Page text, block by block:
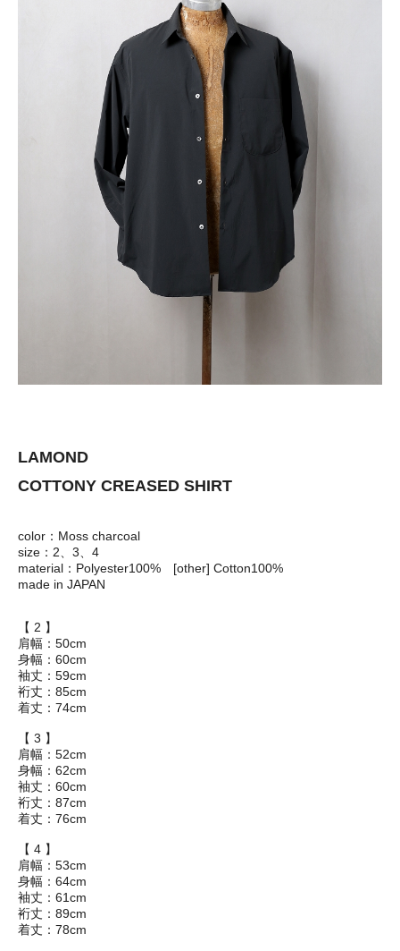
LAMOND
COTTONY CREASED SHIRT
color：Moss charcoal
size：2、3、4
material：Polyester100% [other] Cotton100%
made in JAPAN
【 2 】
肩幅：50cm
身幅：60cm
袖丈：59cm
裄丈：85cm
着丈：74cm
【 3 】
肩幅：52cm
身幅：62cm
袖丈：60cm
裄丈：87cm
着丈：76cm
【 4 】
肩幅：53cm
身幅：64cm
袖丈：61cm
裄丈：89cm
着丈：78cm